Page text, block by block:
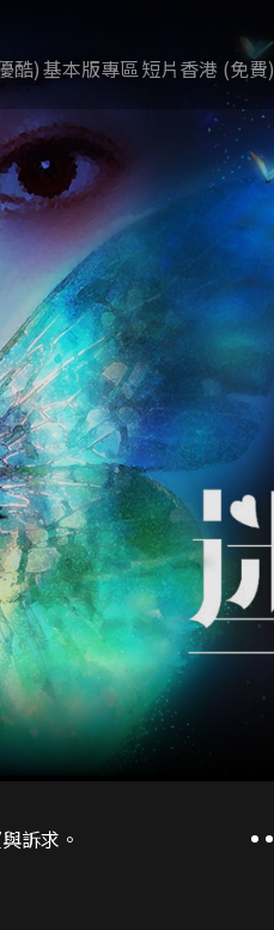
酷)基本版專區短片香港 (免費)
訴求。